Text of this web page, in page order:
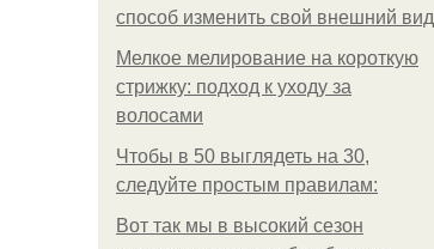
способ изменить свой внешний вид
Мелкое мелирование на короткую
стрижку: подход к уходу за
волосами
Чтобы в 50 выглядеть на 30,
следуйте простым правилам:
Вот так мы в высокий сезон